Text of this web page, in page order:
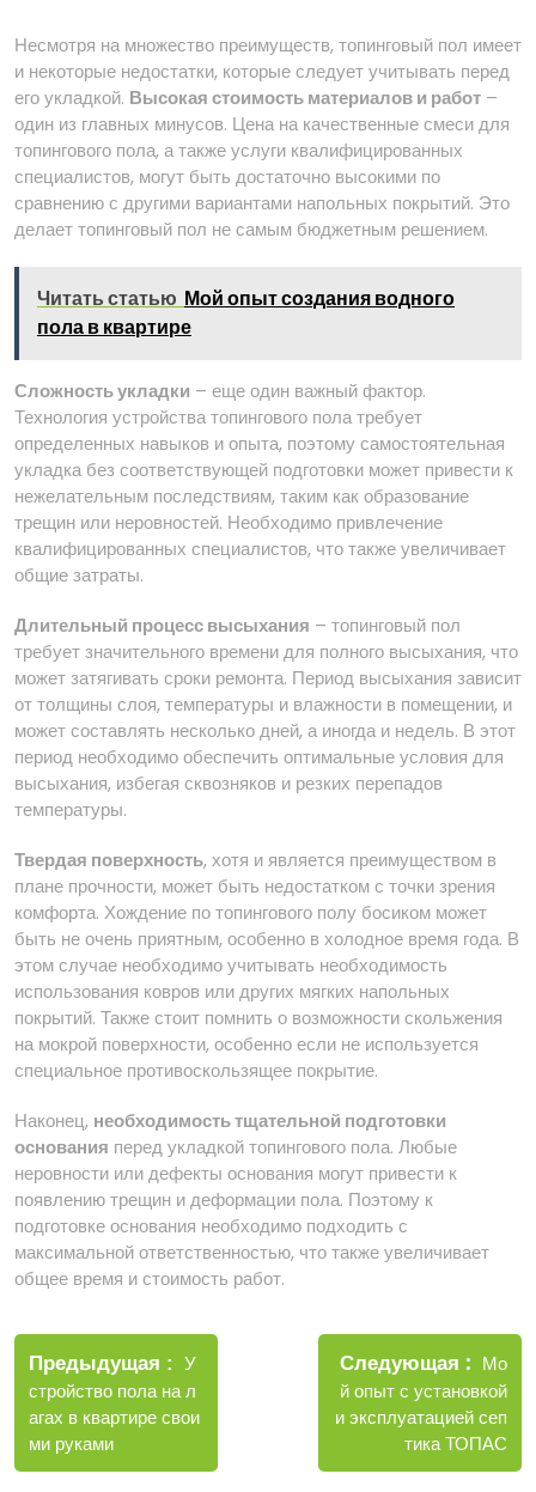
Несмотря на множество преимуществ, топинговый пол имеет
и некоторые недостатки, которые следует учитывать перед
его укладкой. Высокая стоимость материалов и работ –
один из главных минусов. Цена на качественные смеси для
топингового пола, а также услуги квалифицированных
специалистов, могут быть достаточно высокими по
сравнению с другими вариантами напольных покрытий. Это
делает топинговый пол не самым бюджетным решением.
Читать статью Мой опыт создания водного
пола в квартире
Сложность укладки – еще один важный фактор.
Технология устройства топингового пола требует
определенных навыков и опыта, поэтому самостоятельная
укладка без соответствующей подготовки может привести к
нежелательным последствиям, таким как образование
трещин или неровностей. Необходимо привлечение
квалифицированных специалистов, что также увеличивает
общие затраты.
Длительный процесс высыхания – топинговый пол
требует значительного времени для полного высыхания, что
может затягивать сроки ремонта. Период высыхания зависит
от толщины слоя, температуры и влажности в помещении, и
может составлять несколько дней, а иногда и недель. В этот
период необходимо обеспечить оптимальные условия для
высыхания, избегая сквозняков и резких перепадов
температуры.
Твердая поверхность, хотя и является преимуществом в
плане прочности, может быть недостатком с точки зрения
комфорта. Хождение по топингового полу босиком может
быть не очень приятным, особенно в холодное время года. В
этом случае необходимо учитывать необходимость
использования ковров или других мягких напольных
покрытий. Также стоит помнить о возможности скольжения
на мокрой поверхности, особенно если не используется
специальное противоскользящее покрытие.
Наконец, необходимость тщательной подготовки
основания перед укладкой топингового пола. Любые
неровности или дефекты основания могут привести к
появлению трещин и деформации пола. Поэтому к
подготовке основания необходимо подходить с
максимальной ответственностью, что также увеличивает
общее время и стоимость работ.
Навигация
по
записям
Предыдущая
Старые
записи
У
стройство пола на л
агах в квартире свои
ми руками
Следующая
Новые
записи
Мо
й опыт с установкой
и эксплуатацией сеп
тика ТОПАС